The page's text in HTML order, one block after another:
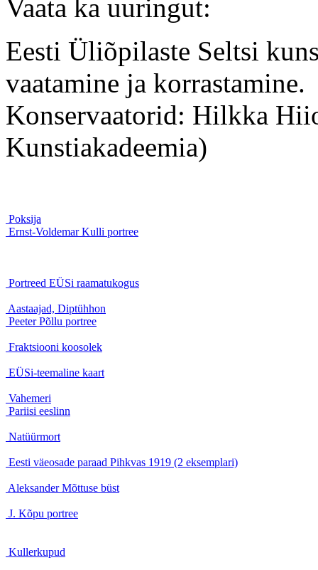
Vaata ka uuringut:
Eesti Üliõpilaste Seltsi
vaatamine ja korrastamine.
Konservaatorid: Hilkka
Kunstiakadeemia)
Poksija
Ernst-Voldemar Kulli portree
Portreed EÜSi raamatukogus
Aastaajad, Diptühhon
Peeter Põllu portree
Fraktsiooni koosolek
EÜSi-teemaline kaart
Vahemeri
Pariisi eeslinn
Natüürmort
Eesti väeosade paraad Pihkvas 1919 (2 eksemplari)
Aleksander Mõttuse büst
J. Kõpu portree
Kullerkupud